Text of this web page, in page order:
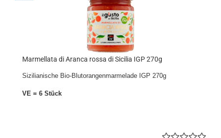
Marmellata di Aranca rossa di Sicilia IGP 270g
Sizilianische Bio-Blutorangenmarmelade IGP 270g
VE = 6 Stück